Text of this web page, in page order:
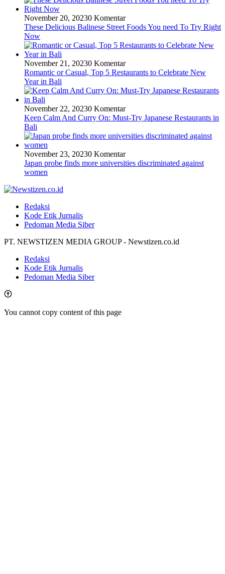
November 20, 20230 Komentar
These Delicious Balinese Street Foods You need To Try Right
Now
November 21, 20230 Komentar
Romantic or Casual, Top 5 Restaurants to Celebrate New
Year in Bali
November 22, 20230 Komentar
Keep Calm And Curry On: Must-Try Japanese Restaurants in
Bali
November 23, 20230 Komentar
Japan probe finds more universities discriminated against
women
Redaksi
Kode Etik Jurnalis
Pedoman Media Siber
PT. NEWSTIZEN MEDIA GROUP - Newstizen.co.id
Redaksi
Kode Etik Jurnalis
Pedoman Media Siber
You cannot copy content of this page